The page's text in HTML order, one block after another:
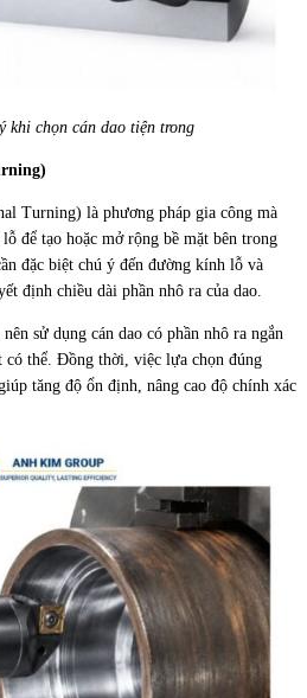
khi chọn cán dao tiện trong
Turning) là phương pháp gia công mà
để tạo hoặc mở rộng bề mặt bên trong
đặc biệt chú ý đến đường kính lỗ và
định chiều dài phần nhô ra của dao.
sử dụng cán dao có phần nhô ra ngắn
có thể. Đồng thời, việc lựa chọn đúng
tăng độ ổn định, nâng cao độ chính xác